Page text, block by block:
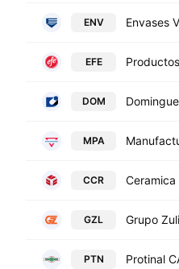
ENV Envases
EFE
DOM
MPA
CCR Ceramica
GZL Grupo
PTN Protinal